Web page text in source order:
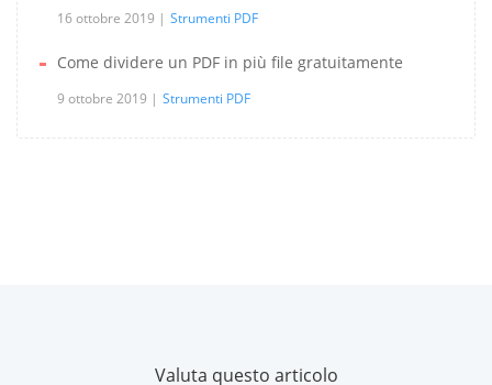
16 ottobre 2019 Strumenti PDF
Come dividere un PDF in più file gratuitamente
9 ottobre 2019 Strumenti PDF
Valuta questo articolo